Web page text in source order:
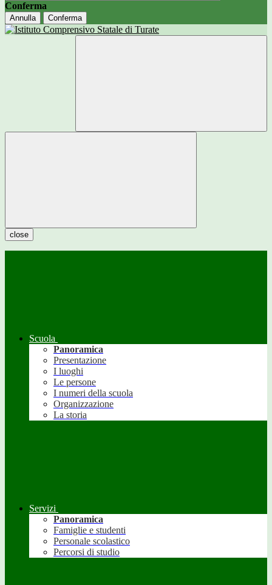
Conferma
Annulla Conferma
close
Scuola
Panoramica
Presentazione
I luoghi
Le persone
I numeri della scuola
Organizzazione
La storia
Servizi
Panoramica
Famiglie e studenti
Personale scolastico
Percorsi di studio